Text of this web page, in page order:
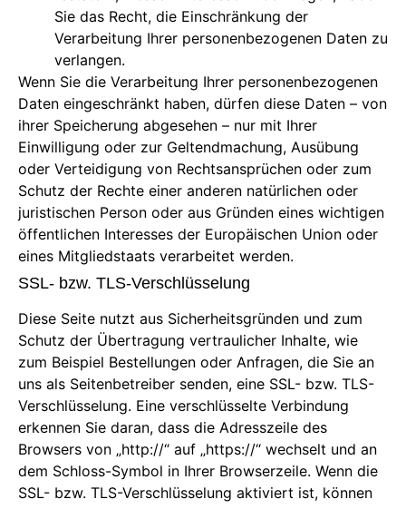
Sie das Recht, die Einschränkung der
Verarbeitung Ihrer personenbezogenen Daten zu
verlangen.
Wenn Sie die Verarbeitung Ihrer personenbezogenen
Daten eingeschränkt haben, dürfen diese Daten – von
ihrer Speicherung abgesehen – nur mit Ihrer
Einwilligung oder zur Geltendmachung, Ausübung
oder Verteidigung von Rechtsansprüchen oder zum
Schutz der Rechte einer anderen natürlichen oder
juristischen Person oder aus Gründen eines wichtigen
öffentlichen Interesses der Europäischen Union oder
eines Mitgliedstaats verarbeitet werden.
SSL- bzw. TLS-Verschlüsselung
Diese Seite nutzt aus Sicherheitsgründen und zum
Schutz der Übertragung vertraulicher Inhalte, wie
zum Beispiel Bestellungen oder Anfragen, die Sie an
uns als Seitenbetreiber senden, eine SSL- bzw. TLS-
Verschlüsselung. Eine verschlüsselte Verbindung
erkennen Sie daran, dass die Adresszeile des
Browsers von „http://“ auf „https://“ wechselt und an
dem Schloss-Symbol in Ihrer Browserzeile. Wenn die
SSL- bzw. TLS-Verschlüsselung aktiviert ist, können